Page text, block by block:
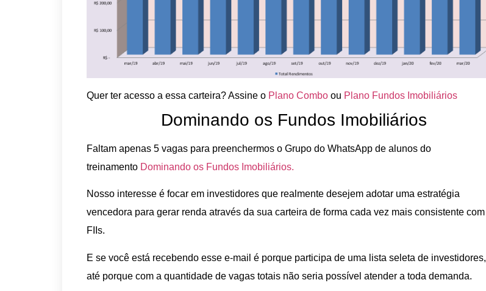
Quer ter acesso a essa carteira? Assine o Plano Combo ou Plano Fundos Imobiliários
Dominando os Fundos Imobiliários
Faltam apenas 5 vagas para preenchermos o Grupo do WhatsApp de alunos do
treinamento Dominando os Fundos Imobiliários.
Nosso interesse é focar em investidores que realmente desejem adotar uma estratégia
vencedora para gerar renda através da sua carteira de forma cada vez mais consistente com
FIIs.
E se você está recebendo esse e-mail é porque participa de uma lista seleta de investidores,
até porque com a quantidade de vagas totais não seria possível atender a toda demanda.